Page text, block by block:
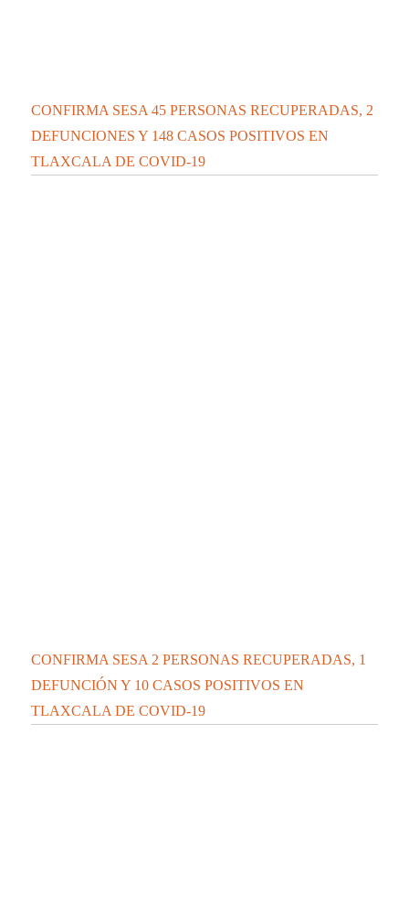
CONFIRMA SESA 45 PERSONAS RECUPERADAS, 2
DEFUNCIONES Y 148 CASOS POSITIVOS EN
TLAXCALA DE COVID-19
CONFIRMA SESA 2 PERSONAS RECUPERADAS, 1
DEFUNCIÓN Y 10 CASOS POSITIVOS EN
TLAXCALA DE COVID-19